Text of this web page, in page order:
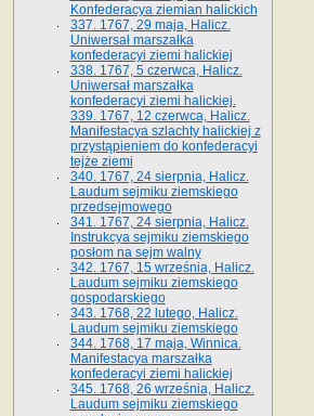
Konfederacya ziemian halickich
337. 1767, 29 maja, Halicz.
Uniwersał marszałka
konfederacyi ziemi halickiej
338. 1767, 5 czerwca, Halicz.
Uniwersał marszałka
konfederacyi ziemi halickiej.
339. 1767, 12 czerwca, Halicz.
Manifestacya szlachty halickiej z
przystąpieniem do konfederacyi
tejże ziemi
340. 1767, 24 sierpnia, Halicz.
Laudum sejmiku ziemskiego
przedsejmowego
341. 1767, 24 sierpnia, Halicz.
Instrukcya sejmiku ziemskiego
posłom na sejm walny
342. 1767, 15 września, Halicz.
Laudum sejmiku ziemskiego
gospodarskiego
343. 1768, 22 lutego, Halicz.
Laudum sejmiku ziemskiego
344. 1768, 17 maja, Winnica.
Manifestacya marszałka
konfederacyi ziemi halickiej
345. 1768, 26 września, Halicz.
Laudum sejmiku ziemskiego